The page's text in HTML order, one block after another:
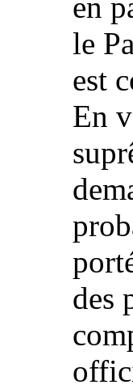
le
est
En
des